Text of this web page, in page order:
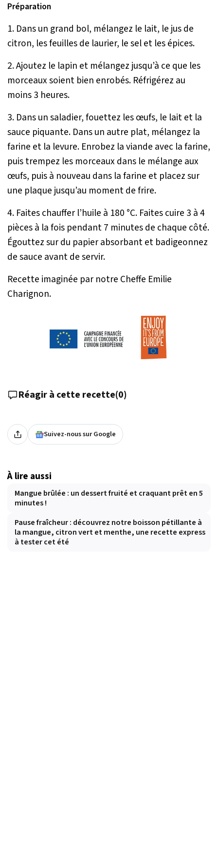
Préparation
1. Dans un grand bol, mélangez le lait, le jus de
citron, les feuilles de laurier, le sel et les épices.
2. Ajoutez le lapin et mélangez jusqu’à ce que les
morceaux soient bien enrobés. Réfrigérez au
moins 3 heures.
3. Dans un saladier, fouettez les œufs, le lait et la
sauce piquante. Dans un autre plat, mélangez la
farine et la levure. Enrobez la viande avec la farine,
puis trempez les morceaux dans le mélange aux
œufs, puis à nouveau dans la farine et placez sur
une plaque jusqu’au moment de frire.
4. Faites chauffer l’huile à 180 °C. Faites cuire 3 à 4
pièces à la fois pendant 7 minutes de chaque côté.
Égouttez sur du papier absorbant et badigeonnez
de sauce avant de servir.
Recette imaginée par notre Cheffe Emilie
Charignon.
Réagir à cette recette(0)
Suivez-nous sur Google
À lire aussi
Mangue brûlée : un dessert fruité et craquant prêt en 5
minutes !
Pause fraîcheur : découvrez notre boisson pétillante à
la mangue, citron vert et menthe, une recette express
à tester cet été